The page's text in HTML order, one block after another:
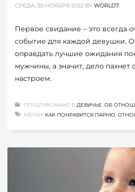
СРЕДА, 30 НОЯБРЯ 2022 BY WORLD7
Первое свидание – это всегда
событие для каждой девушки.
оправдать лучшие ожидания
мужчины, а значит, дело пахнет
настроем.
ОПУБЛИКОВАНО В ДЕВИЧЬЕ, ОБ
МЕТКИ: КАК ПОНРАВИТСЯ ПАРНЮ,